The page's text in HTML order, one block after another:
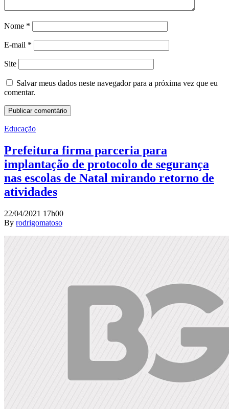
Nome *
E-mail *
Site
Salvar meus dados neste navegador para a próxima vez que eu
comentar.
Educação
Prefeitura firma parceria para
implantação de protocolo de segurança
nas escolas de Natal mirando retorno de
atividades
22/04/2021 17h00
By rodrigomatoso